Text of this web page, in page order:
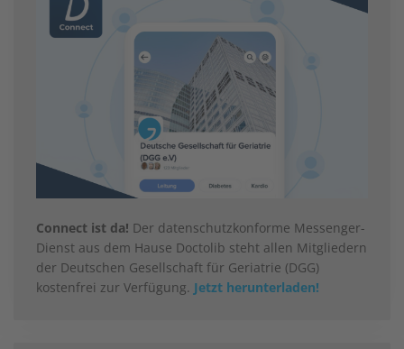
Connect ist da! Der datenschutzkonforme Messenger-
Dienst aus dem Hause Doctolib steht allen Mitgliedern
der Deutschen Gesellschaft für Geriatrie (DGG)
kostenfrei zur Verfügung. Jetzt herunterladen!